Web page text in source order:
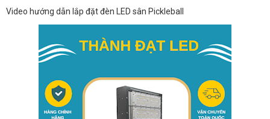
Video hướng dẫn lắp đặt đèn LED sân Pickleball